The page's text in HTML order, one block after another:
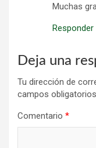
Muchas
Responder
Deja una
Tu dirección de
campos
Comentario *